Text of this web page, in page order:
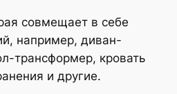
совмещает в себе
например, диван-
трансформер, кровать
и другие.